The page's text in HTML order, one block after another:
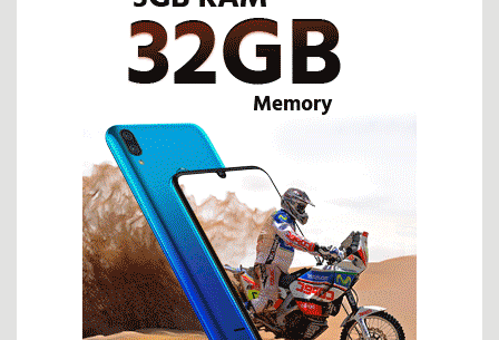
প্রিয় আক্তার ভাই, ক্ষমা করবেন আমায়
কৃষক কার্ড বিতরণ অনুষ্ঠানের প্রস্তুতি পরিদর্শন করলেন ফকির মাহবুব আনাম
জাইমা রহমানের প্রতিভা দেশের সেবায় কাজে লাগান
জুলাই সনদ: ভবিষ্যৎ রাজনীতির টার্নিং পয়েন্ট
দুই সপ্তাহের যুদ্ধ বিরতিতে কার জয় কার পরাজয়?
‘পাগল’ ট্রাম্পকে থামাবে কে?
ইরানে স্থল যুদ্ধ এবং মার্কিন ৮২ এয়ারবোর্ন ডিভিশন
ফাঁসিও যথেষ্ট নয় এই নিপীড়কের শাস্তি
আনন্দ-বেদনার ঈদ এবং কিছু প্রশ্ন
ইরানের অসমমিত যুদ্ধ কৌশল
দুদক চেয়ারম্যান নিয়োগ নিয়ে ষড়যন্ত্র!